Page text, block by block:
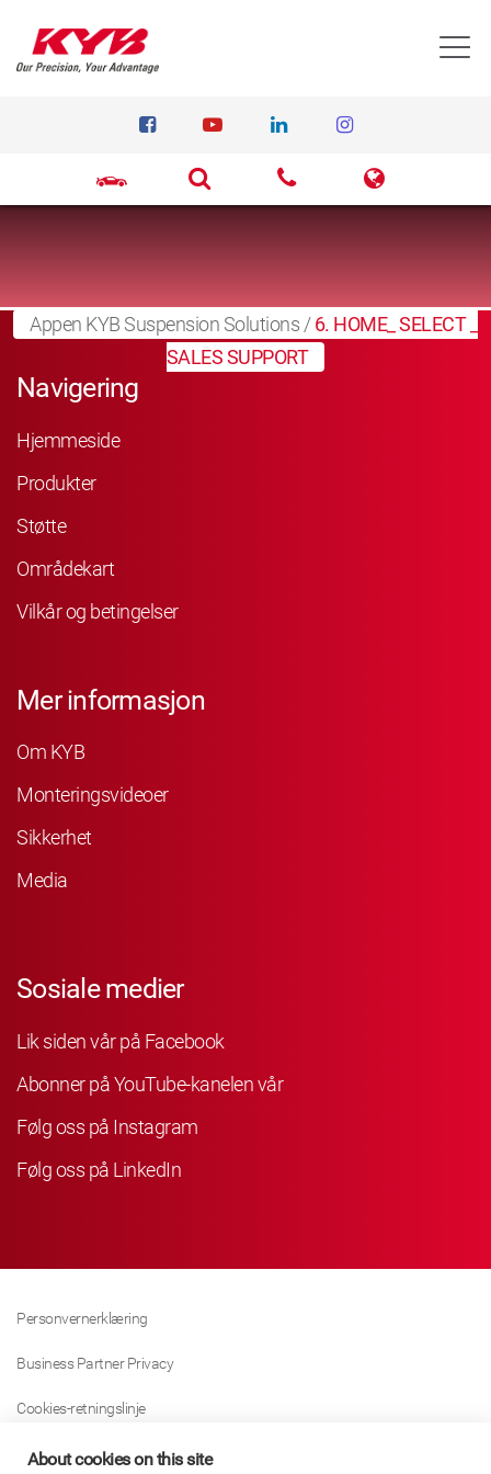
Appen KYB Suspension Solutions /6. HOME_ SELECT _
SALES SUPPORT
Navigering
Hjemmeside
Produkter
Støtte
Områdekart
Vilkår og betingelser
Mer informasjon
Om KYB
Monteringsvideoer
Sikkerhet
Media
Sosiale medier
Lik siden vår på Facebook
Abonner på YouTube-kanelen vår
Følg oss på Instagram
Følg oss på LinkedIn
Personvernerklæring
Business Partner Privacy
Cookies-retningslinje
Modern Slavery Act Policy
About cookies on this site